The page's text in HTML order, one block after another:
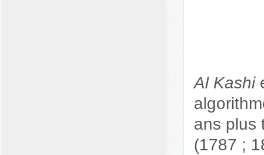
Al Kashi
ans plus
(1787 ;